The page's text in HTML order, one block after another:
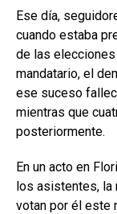
Ese día,
cuando estaba
de las
mandatario, el
ese suceso
mientras que
posteriormente.
En un acto en
los asistentes, la
votan por él este